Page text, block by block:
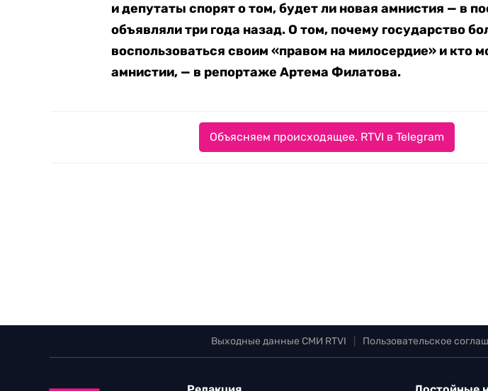
и депутаты спорят о том, будет ли новая амнистия — в
объявляли три года назад. О том, почему государство
воспользоваться своим «правом на милосердие» и кто
амнистии, — в репортаже Артема Филатова.
Объясняем происходящее. RTVI в Telegram
Выходные данные СМИ RTVI Пользовательское